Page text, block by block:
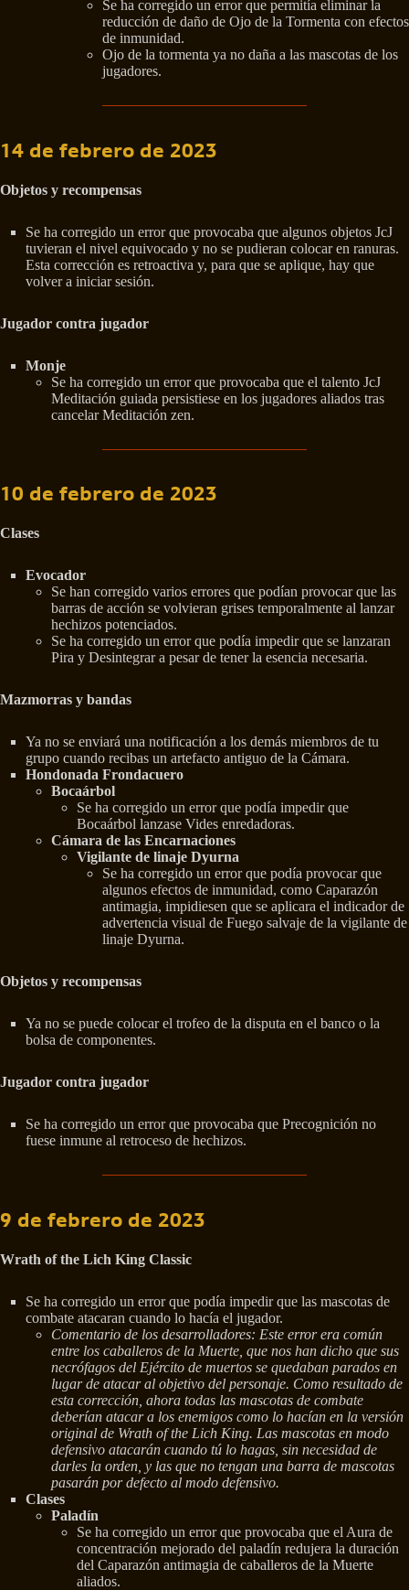
Se ha corregido un error que permitía eliminar la
reducción de daño de Ojo de la Tormenta con efectos
de inmunidad.
Ojo de la tormenta ya no daña a las mascotas de los
jugadores.
14 de febrero de 2023
Objetos y recompensas
Se ha corregido un error que provocaba que algunos objetos JcJ
tuvieran el nivel equivocado y no se pudieran colocar en ranuras.
Esta corrección es retroactiva y, para que se aplique, hay que
volver a iniciar sesión.
Jugador contra jugador
Monje
Se ha corregido un error que provocaba que el talento JcJ
Meditación guiada persistiese en los jugadores aliados tras
cancelar Meditación zen.
10 de febrero de 2023
Clases
Evocador
Se han corregido varios errores que podían provocar que las
barras de acción se volvieran grises temporalmente al lanzar
hechizos potenciados.
Se ha corregido un error que podía impedir que se lanzaran
Pira y Desintegrar a pesar de tener la esencia necesaria.
Mazmorras y bandas
Ya no se enviará una notificación a los demás miembros de tu
grupo cuando recibas un artefacto antiguo de la Cámara.
Hondonada Frondacuero
Bocaárbol
Se ha corregido un error que podía impedir que
Bocaárbol lanzase Vides enredadoras.
Cámara de las Encarnaciones
Vigilante de linaje Dyurna
Se ha corregido un error que podía provocar que
algunos efectos de inmunidad, como Caparazón
antimagia, impidiesen que se aplicara el indicador de
advertencia visual de Fuego salvaje de la vigilante de
linaje Dyurna.
Objetos y recompensas
Ya no se puede colocar el trofeo de la disputa en el banco o la
bolsa de componentes.
Jugador contra jugador
Se ha corregido un error que provocaba que Precognición no
fuese inmune al retroceso de hechizos.
9 de febrero de 2023
Wrath of the Lich King Classic
Se ha corregido un error que podía impedir que las mascotas de
combate atacaran cuando lo hacía el jugador.
Comentario de los desarrolladores: Este error era común
entre los caballeros de la Muerte, que nos han dicho que sus
necrófagos del Ejército de muertos se quedaban parados en
lugar de atacar al objetivo del personaje. Como resultado de
esta corrección, ahora todas las mascotas de combate
deberían atacar a los enemigos como lo hacían en la versión
original de Wrath of the Lich King. Las mascotas en modo
defensivo atacarán cuando tú lo hagas, sin necesidad de
darles la orden, y las que no tengan una barra de mascotas
pasarán por defecto al modo defensivo.
Clases
Paladín
Se ha corregido un error que provocaba que el Aura de
concentración mejorado del paladín redujera la duración
del Caparazón antimagia de caballeros de la Muerte
aliados.